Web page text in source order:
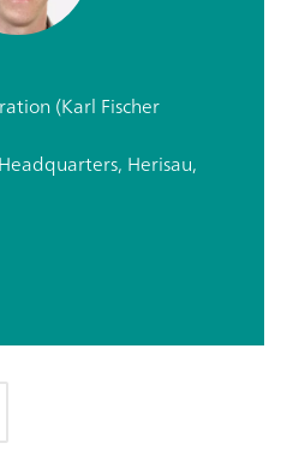
(Karl Fischer
Herisau,